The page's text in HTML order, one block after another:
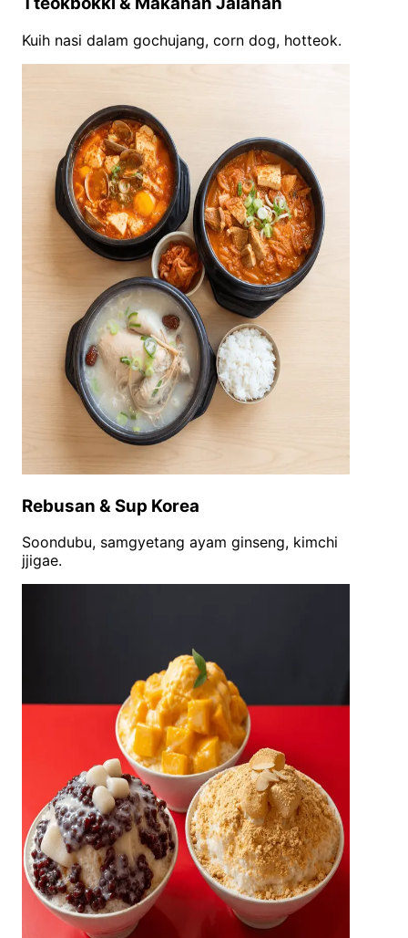
Kuih nasi dalam gochujang, corn dog, hotteok.
Rebusan & Sup Korea
Soondubu, samgyetang ayam ginseng, kimchi
jjigae.